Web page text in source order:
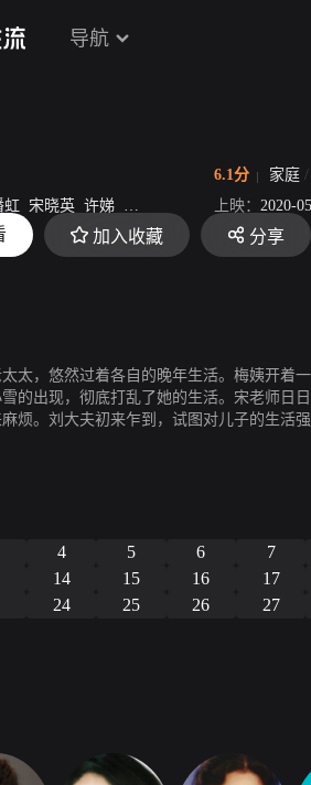
导航
6.1分 家庭
虹 宋晓英 许娣 吴冕 上映： 2020-
加入收藏 分享
太，悠然过着各自的晚年生活。梅姨开着
的出现，彻底打乱了她的生活。宋老师日
烦。刘大夫初来乍到，试图对儿子的生活
托邦”。虽由此经历种种挫折，但最终，却
4 5 6
7
14 15 16
17
24 25 26
27